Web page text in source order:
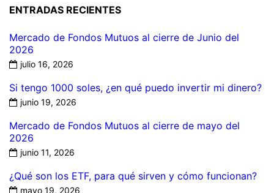
ENTRADAS RECIENTES
Mercado de Fondos Mutuos al cierre de Junio del
2026
julio 16, 2026
Si tengo 1000 soles, ¿en qué puedo invertir mi dinero?
junio 19, 2026
Mercado de Fondos Mutuos al cierre de mayo del
2026
junio 11, 2026
¿Qué son los ETF, para qué sirven y cómo funcionan?
mayo 19, 2026